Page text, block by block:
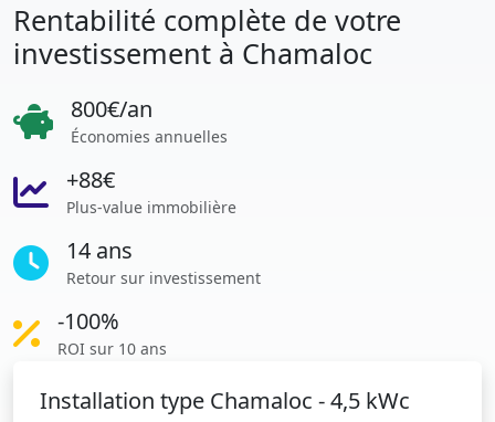
Rentabilité complète de votre
investissement à Chamaloc
800€/an
Économies annuelles
+88€
Plus-value immobilière
14 ans
Retour sur investissement
-100%
ROI sur 10 ans
Installation type Chamaloc - 4,5 kWc